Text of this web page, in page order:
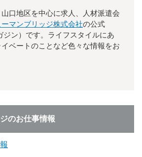
口地区を中心に求人、人材派遣会
ーマンブリッジ株式会社の公式
ジン）です。ライフスタイルにあ
ベートのことなど色々な情報をお
のお仕事情報